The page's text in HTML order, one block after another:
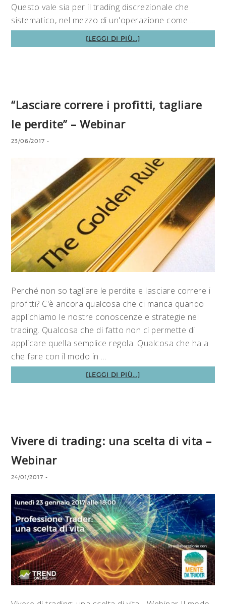
Questo vale sia per il trading discrezionale che
sistematico, nel mezzo di un'operazione come …
[LEGGI DI PIÙ...]
“Lasciare correre i profitti, tagliare
le perdite” – Webinar
23/06/2017 -
Perché non so tagliare le perdite e lasciare correre i
profitti? C'è ancora qualcosa che ci manca quando
applichiamo le nostre conoscenze e strategie nel
trading. Qualcosa che di fatto non ci permette di
applicare quella semplice regola. Qualcosa che ha a
che fare con il modo in …
[LEGGI DI PIÙ...]
Vivere di trading: una scelta di vita –
Webinar
24/01/2017 -